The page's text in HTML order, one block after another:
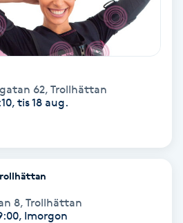
62, Trollhättan
tis 18 aug.
8, Trollhättan
Imorgon